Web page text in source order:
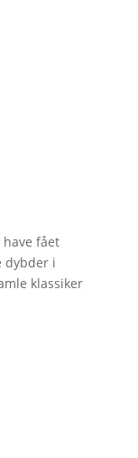
fået
dybder i
klassiker